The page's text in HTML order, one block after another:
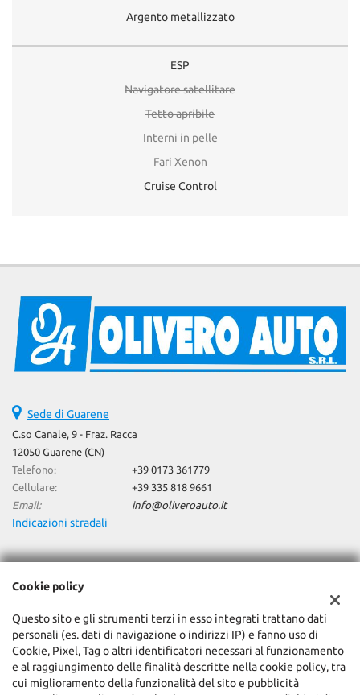
Argento metallizzato
ESP
Navigatore satellitare
Tetto apribile
Interni in pelle
Fari Xenon
Cruise Control
Sede di Guarene
C.so Canale, 9 - Fraz. Racca
12050 Guarene (CN)
Telefono:
+39 0173 361779
Cellulare:
+39 335 818 9661
Email:
info@oliveroauto.it
Indicazioni stradali
Dati fiscali:
Olivero Auto Srl
C.so Canale, 9 - Fraz. Racca, Guarene (CN)
C.F/P.IVA:02066560042
Registro delle imprese:CN
Cookie policy
Questo sito e gli strumenti terzi in esso integrati trattano dati
personali (es. dati di navigazione o indirizzi IP) e fanno uso di
Cookie, Pixel, Tag o altri identificatori necessari al funzionamento
e al raggiungimento delle finalità descritte nella cookie policy, tra
cui miglioramento della funzionalità del sito e pubblicità